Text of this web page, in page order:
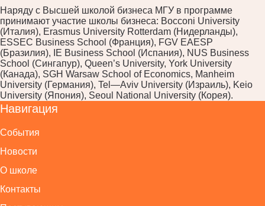
Наряду с Высшей школой бизнеса МГУ в программе
принимают участие школы бизнеса: Bocconi University
(Италия), Erasmus University Rotterdam (Нидерланды),
ESSEC Business School (Франция), FGV EAESP
(Бразилия), IE Business School (Испания), NUS Business
School (Сингапур), Queen’s University, York University
(Канада), SGH Warsaw School of Economics, Manheim
University (Германия), Tel—Aviv University (Израиль), Keio
University (Япония), Seoul National University (Корея).
Навигация
События
Новости
О школе
Контакты